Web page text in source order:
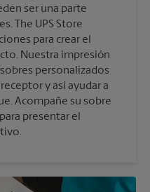
ser una parte
The UPS Store
para crear el
Nuestra impresión
personalizados
y así ayudar a
Acompañe su sobre
presentar el